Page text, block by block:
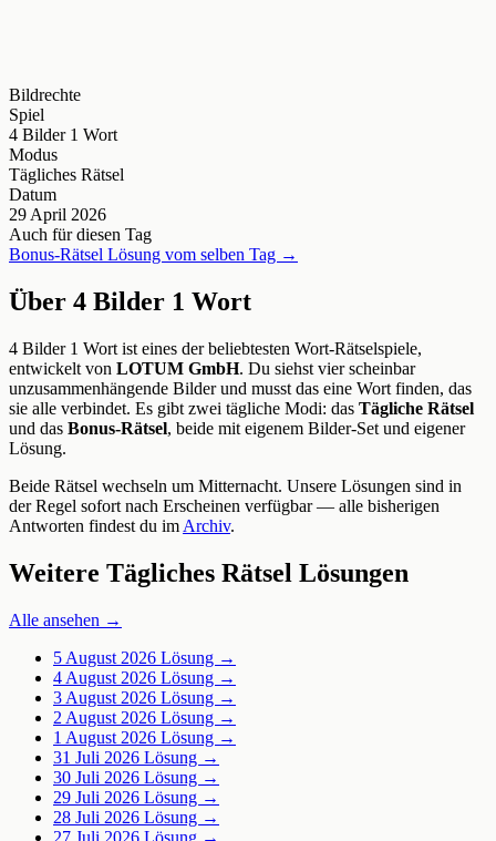
Bildrechte
Spiel
4 Bilder 1 Wort
Modus
Tägliches Rätsel
Datum
29 April 2026
Auch für diesen Tag
Bonus-Rätsel Lösung vom selben Tag →
Über 4 Bilder 1 Wort
4 Bilder 1 Wort ist eines der beliebtesten Wort-Rätselspiele,
entwickelt von LOTUM GmbH. Du siehst vier scheinbar
unzusammenhängende Bilder und musst das eine Wort finden, das
sie alle verbindet. Es gibt zwei tägliche Modi: das Tägliche Rätsel
und das Bonus-Rätsel, beide mit eigenem Bilder-Set und eigener
Lösung.
Beide Rätsel wechseln um Mitternacht. Unsere Lösungen sind in
der Regel sofort nach Erscheinen verfügbar — alle bisherigen
Antworten findest du im Archiv.
Weitere Tägliches Rätsel Lösungen
Alle ansehen →
5 August 2026 Lösung →
4 August 2026 Lösung →
3 August 2026 Lösung →
2 August 2026 Lösung →
1 August 2026 Lösung →
31 Juli 2026 Lösung →
30 Juli 2026 Lösung →
29 Juli 2026 Lösung →
28 Juli 2026 Lösung →
27 Juli 2026 Lösung →